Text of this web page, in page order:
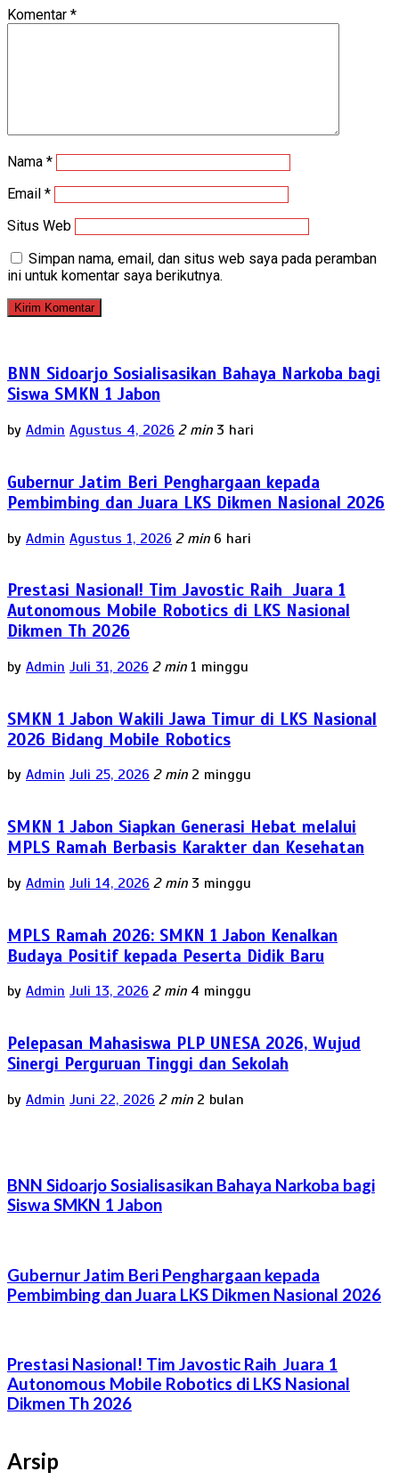
Komentar *
Nama *
Email *
Situs Web
Simpan nama, email, dan situs web saya pada peramban
ini untuk komentar saya berikutnya.
BNN Sidoarjo Sosialisasikan Bahaya Narkoba bagi
Siswa SMKN 1 Jabon
by Admin Agustus 4, 2026 2 min 3 hari
Gubernur Jatim Beri Penghargaan kepada
Pembimbing dan Juara LKS Dikmen Nasional 2026
by Admin Agustus 1, 2026 2 min 6 hari
Prestasi Nasional! Tim Javostic Raih Juara 1
Autonomous Mobile Robotics di LKS Nasional
Dikmen Th 2026
by Admin Juli 31, 2026 2 min 1 minggu
SMKN 1 Jabon Wakili Jawa Timur di LKS Nasional
2026 Bidang Mobile Robotics
by Admin Juli 25, 2026 2 min 2 minggu
SMKN 1 Jabon Siapkan Generasi Hebat melalui
MPLS Ramah Berbasis Karakter dan Kesehatan
by Admin Juli 14, 2026 2 min 3 minggu
MPLS Ramah 2026: SMKN 1 Jabon Kenalkan
Budaya Positif kepada Peserta Didik Baru
by Admin Juli 13, 2026 2 min 4 minggu
Pelepasan Mahasiswa PLP UNESA 2026, Wujud
Sinergi Perguruan Tinggi dan Sekolah
by Admin Juni 22, 2026 2 min 2 bulan
BNN Sidoarjo Sosialisasikan Bahaya Narkoba bagi
Siswa SMKN 1 Jabon
Gubernur Jatim Beri Penghargaan kepada
Pembimbing dan Juara LKS Dikmen Nasional 2026
Prestasi Nasional! Tim Javostic Raih Juara 1
Autonomous Mobile Robotics di LKS Nasional
Dikmen Th 2026
Arsip